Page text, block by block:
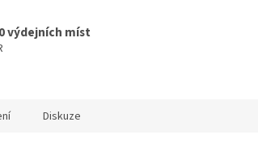
výdejních míst
Diskuze